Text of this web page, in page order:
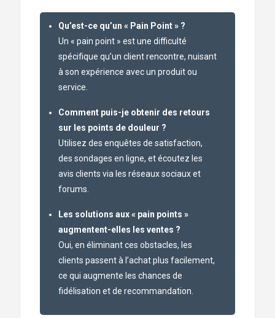
Qu’est-ce qu’un « Pain Point » ?
Un « pain point » est une difficulté
spécifique qu’un client rencontre, nuisant
à son expérience avec un produit ou
service.
Comment puis-je obtenir des retours
sur les points de douleur ?
Utilisez des enquêtes de satisfaction,
des sondages en ligne, et écoutez les
avis clients via les réseaux sociaux et
forums.
Les solutions aux « pain points »
augmentent-elles les ventes ?
Oui, en éliminant ces obstacles, les
clients passent à l’achat plus facilement,
ce qui augmente les chances de
fidélisation et de recommandation.